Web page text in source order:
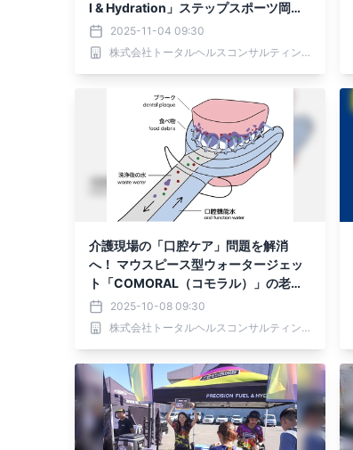
l & Hydration」ステップスポーツ岡山
店応援販売のお知らせ！
2025-11-04 09:30
株式会社トータルヘルスコンサルティング
介護現場の「口腔ケア」問題を解消
へ！ マウスピース型ウォータージェッ
ト「COMORAL（コモラル）」の老人
ホーム向け販売強化および医療機器登
録完了のお知らせ
2025-10-08 09:30
株式会社トータルヘルスコンサルティング